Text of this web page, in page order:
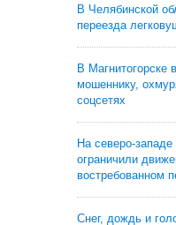
В Челябинской
переезда
В Магнитогорске
мошеннику,
соцсетях
На северо-
ограничили
востребованном
Снег, дождь и